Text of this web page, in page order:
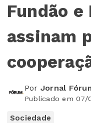
Fundão e
assinam
Por Jornal
Publicado em 07/
Sociedade